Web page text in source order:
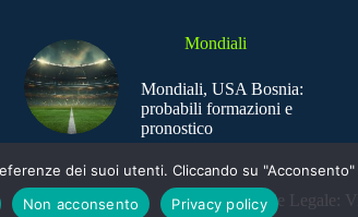
Mondiali
Mondiali, USA Bosnia:
probabili formazioni e
pronostico
Sede Legale:
dei suoi utenti. Cliccando su
Non acconsento Privacy policy